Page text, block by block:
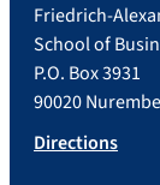
Friedrich-
School of
P.O. Box 3931
90020
Directions